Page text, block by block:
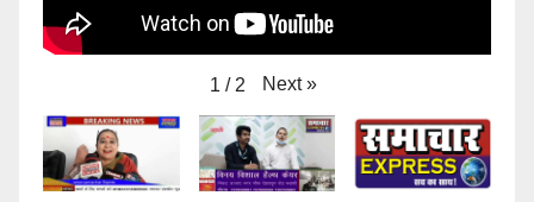
1 / 2 Next »